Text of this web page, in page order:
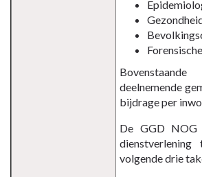
deelnemende
bijdrage per
De GGD NOG
volgende drie